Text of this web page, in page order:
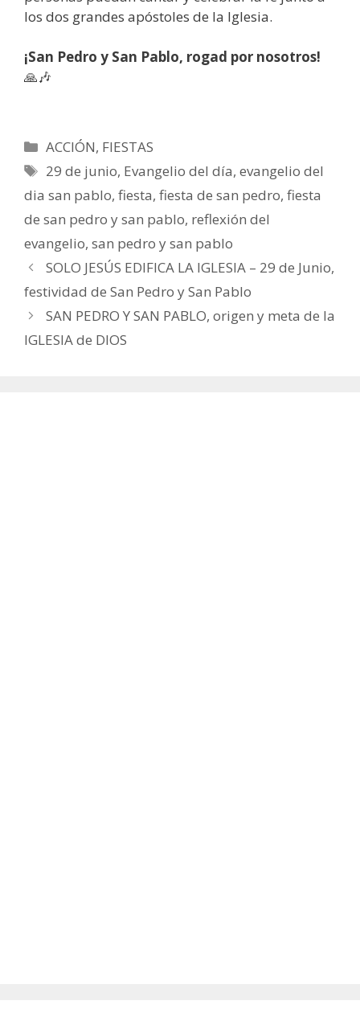
los dos grandes apóstoles de la Iglesia.
¡San Pedro y San Pablo, rogad por nosotros!
🙏🎶
Categorías
ACCIÓN, FIESTAS
Etiquetas
29 de junio, Evangelio del día,evangelio del
dia san pablo, fiesta, fiesta de san pedro, fiesta
de san pedro y san pablo, reflexión del
evangelio, san pedro y san pablo
SOLO JESÚS EDIFICA LA IGLESIA – 29 de Junio,
festividad de San Pedro y San Pablo
SAN PEDRO Y SAN PABLO, origen y meta de la
IGLESIA de DIOS